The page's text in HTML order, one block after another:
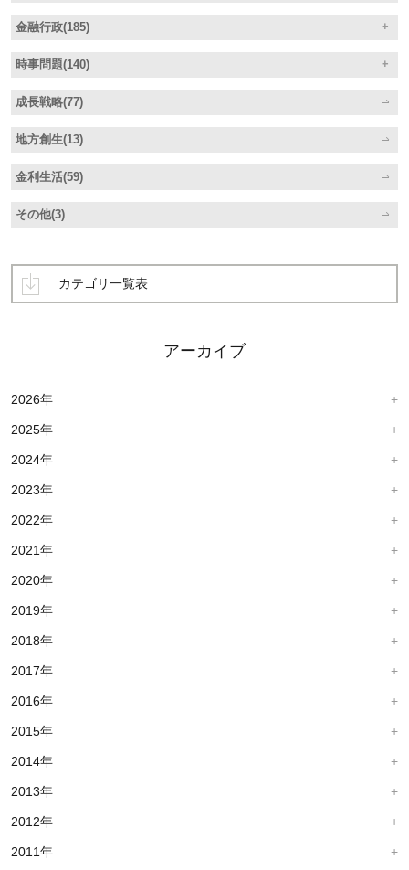
金融行政(185)
時事問題(140)
成長戦略(77)
地方創生(13)
金利生活(59)
その他(3)
カテゴリ一覧表
アーカイブ
2026年
2025年
2024年
2023年
2022年
2021年
2020年
2019年
2018年
2017年
2016年
2015年
2014年
2013年
2012年
2011年